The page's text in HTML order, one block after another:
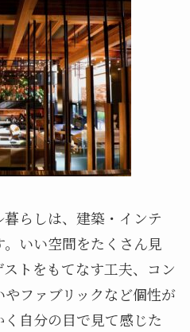
らしは、建築・インテ
いい空間をたくさん見
トをもてなす工夫、コン
ファブリックなど個性が
自分の目で見て感じた